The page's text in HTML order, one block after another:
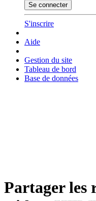
S'inscrire
Aide
Gestion du site
Tableau de bord
Base de données
Partager les